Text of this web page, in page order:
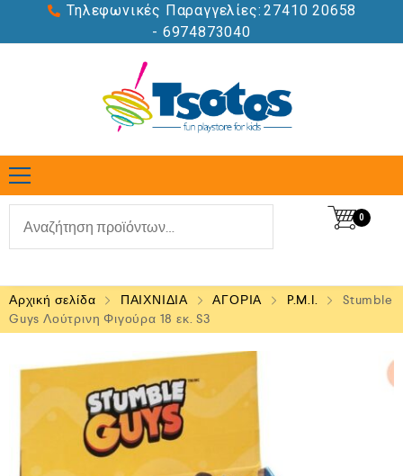
Τηλεφωνικές Παραγγελίες: 27410 20658
- 6974873040
0
Αρχική σελίδα ΠΑΙΧΝΙΔΙΑ ΑΓΟΡΙΑ P.M.I.
Stumble
Guys Λούτρινη Φιγούρα 18 εκ. S3